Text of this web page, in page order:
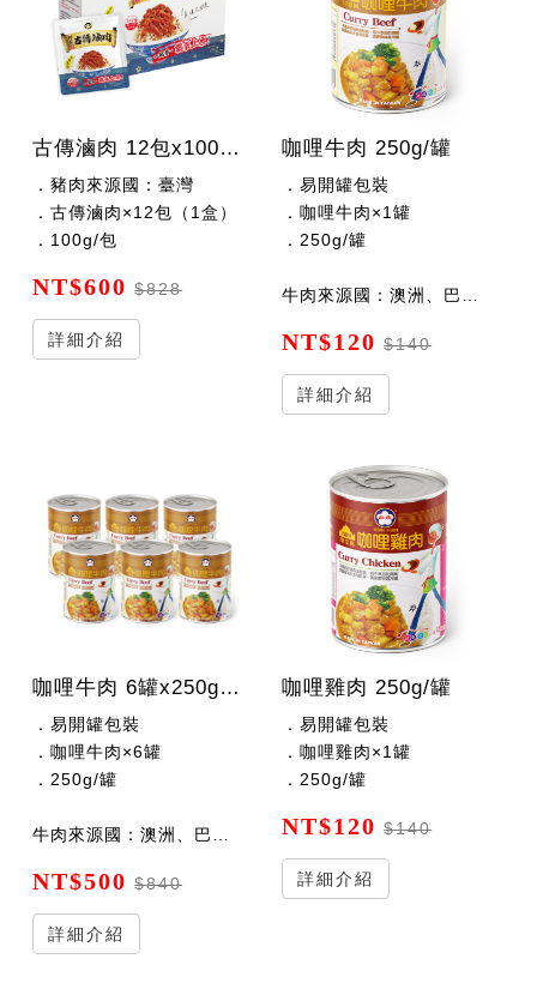
古傳滷肉 12包x100公克/包（調理包）
．豬肉來源國：臺灣
．古傳滷肉×12包（1盒）
．100g/包
NT$600 $828
詳細介紹
咖哩牛肉 250g/罐
．易開罐包裝
．咖哩牛肉×1罐
．250g/罐
牛肉來源國：澳洲、巴拿馬、紐西蘭、巴拉圭
NT$120 $140
詳細介紹
咖哩牛肉 6罐x250g/罐
．易開罐包裝
．咖哩牛肉×6罐
．250g/罐
牛肉來源國：澳洲、巴拿馬、紐西蘭、巴拉圭
NT$500 $840
詳細介紹
咖哩雞肉 250g/罐
．易開罐包裝
．咖哩雞肉×1罐
．250g/罐
NT$120 $140
詳細介紹